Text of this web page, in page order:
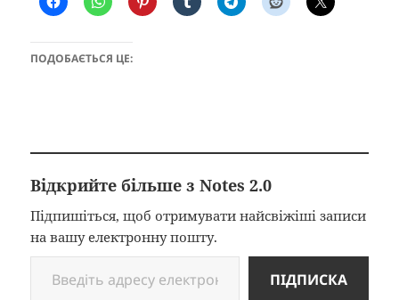
ПОДОБАЄТЬСЯ ЦЕ:
Відкрийте більше з Notes 2.0
Підпишіться, щоб отримувати найсвіжіші записи
на вашу електронну пошту.
Введіть адресу електронної пошти…
ПІДПИСКА